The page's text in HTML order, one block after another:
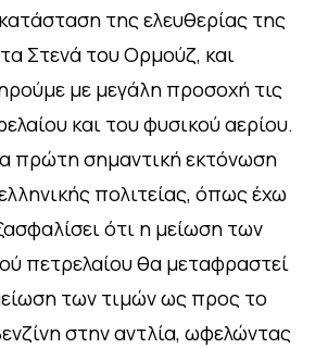
της ελευθερίας της
Στενά του Ορμούζ, και
με μεγάλη προσοχή τις
και του φυσικού αερίου.
πρώτη σημαντική εκτόνωση
πολιτείας, όπως έχω
ότι η μείωση των
πετρελαίου θα μεταφραστεί
των τιμών ως προς το
στην αντλία, ωφελώντας